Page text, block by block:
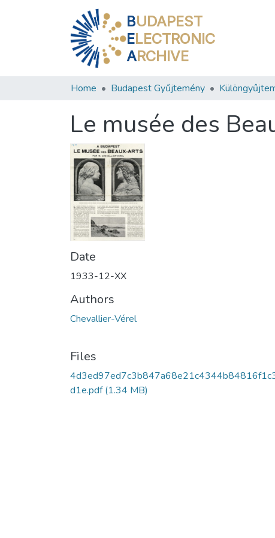
BUDAPEST
ELECTRONIC
ARCHIVE
Home Budapest Gyűjtemény
Le musée des
Date
1933-12-XX
Authors
Chevallier-Vérel
Files
d1e.pdf(1.34 MB)